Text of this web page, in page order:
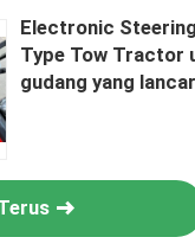
Electronic
Type Tow Tractor
gudang yang lancar